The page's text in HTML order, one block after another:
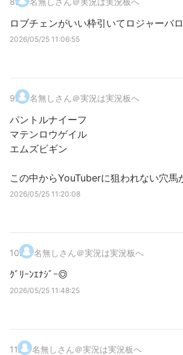
ロブチェンがいい枠引いてロジャーバ
2026/05/25 11:06:55
9. 名無しさん＠実況は実況板へ
パントルナイーフ
マテンロウゲイル
エムズビギン
この中からYouTuberに狙われない穴馬
2026/05/25 11:20:08
10. 名無しさん＠実況は実況板へ
ｸﾞﾘｰﾝｴﾅｼﾞｰ◎
2026/05/25 11:48:25
11. 名無しさん＠実況は実況板へ